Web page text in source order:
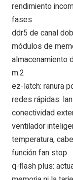
rendimiento
fases
ddr5 de canal
módulos de
almacenamiento
m.2
ez-latch: ranura
redes rápidas:
conectividad
ventilador
temperatura,
función fan stop
q-flash plus: